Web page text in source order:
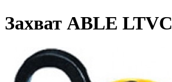
Захват ABLE LTVC